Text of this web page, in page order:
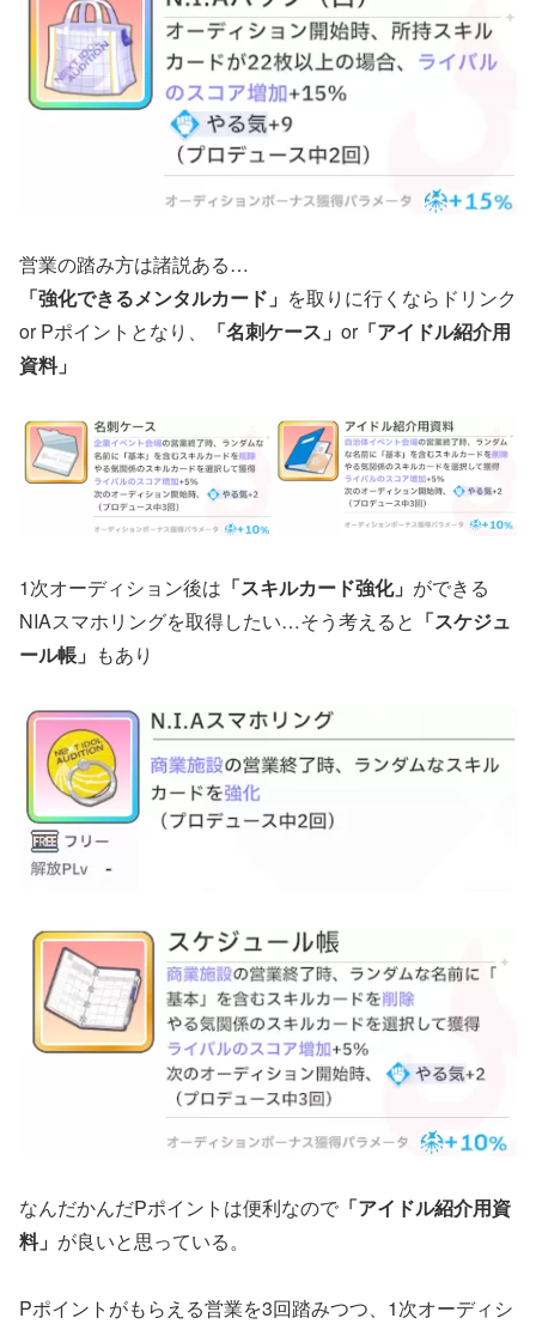
営業の踏み方は諸説ある…
「強化できるメンタルカード」 を取りに行くならドリンク
or Pポイントとなり、
「名刺ケース」 or「アイドル紹介用
資料」
1次オーディション後は 「スキルカード強化」 ができる
NIAスマホリングを取得したい…そう考えると 「スケジュ
ール帳」 もあり
なんだかんだPポイントは便利なので 「アイドル紹介用資
料」 が良いと思っている。
Pポイントがもらえる営業を3回踏みつつ、1次オーディシ